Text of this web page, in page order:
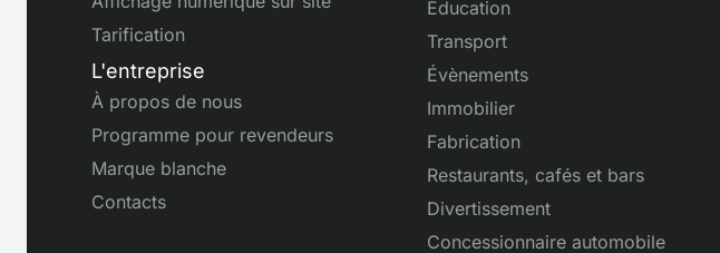
Tarification
L'entreprise
À propos de nous
Programme pour revendeurs
Marque blanche
Contacts
Éducation
Transport
Évènements
Immobilier
Fabrication
Restaurants, cafés et bars
Divertissement
Concessionnaire automobile